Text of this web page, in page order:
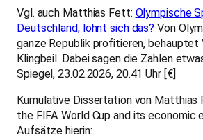
Vgl. auch Matthias Fett: Olympische
Deutschland, lohnt sich das? Von
ganze Republik profitieren, behauptet
Klingbeil. Dabei sagen die Zahlen
Spiegel, 23.02.2026, 20.41 Uhr [€]
Kumulative Dissertation von
the FIFA World Cup and its
Aufsätze hierin: